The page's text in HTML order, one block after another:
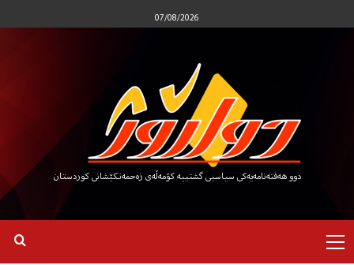
to
07/08/2026
دوو هەفتەنامەیەکی سیاسیی گشتییە کۆمەڵەی زەحمەتکێشانی کوردستان
Menu